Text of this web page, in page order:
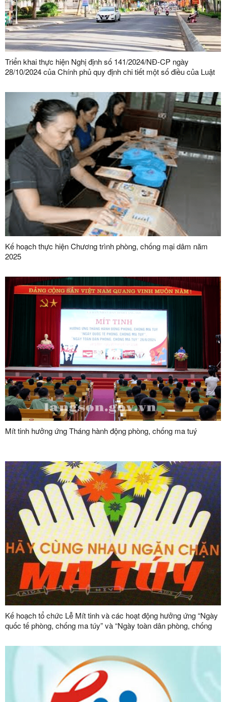
Triển khai thực hiện Nghị định số 141/2024/NĐ-CP ngày
28/10/2024 của Chính phủ quy định chi tiết một số điều của Luật
mắc phải ở người (HIV/AIDS)
Kế hoạch thực hiện Chương trình phòng, chống mại dâm năm
2025
Mít tinh hưởng ứng Tháng hành động phòng, chống ma tuý
Kế hoạch tổ chức Lễ Mít tinh và các hoạt động hưởng ứng “Ngày
quốc tế phòng, chống ma túy” và “Ngày toàn dân phòng, chống